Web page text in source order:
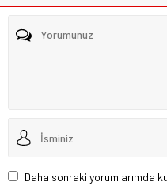
Daha sonraki yorumlarımda